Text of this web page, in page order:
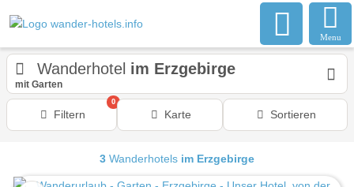
Menu
Wanderhotel im Erzgebirge
mit Garten
Filtern
0
Karte Sortieren
3 Wanderhotels im Erzgebirge